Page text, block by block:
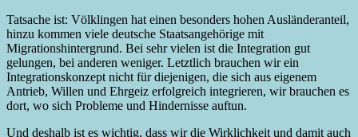
Tatsache ist: Völklingen hat einen besonders hohen Ausländeranteil,
hinzu kommen viele deutsche Staatsangehörige mit
Migrationshintergrund. Bei sehr vielen ist die Integration gut
gelungen, bei anderen weniger. Letztlich brauchen wir ein
Integrationskonzept nicht für diejenigen, die sich aus eigenem
Antrieb, Willen und Ehrgeiz erfolgreich integrieren, wir brauchen es
dort, wo sich Probleme und Hindernisse auftun.
Und deshalb ist es wichtig, dass wir die Wirklichkeit und damit auch